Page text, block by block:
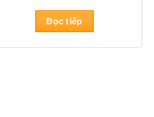
Đọc tiếp